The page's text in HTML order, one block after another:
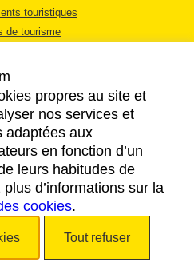
touristiques
de tourisme
LÉGALES
CONFIDENTIALITÉ
propres au site et
nos services et
adaptées aux
en fonction d’un
leurs habitudes de
d’informations sur la
cookies.
Tout refuser